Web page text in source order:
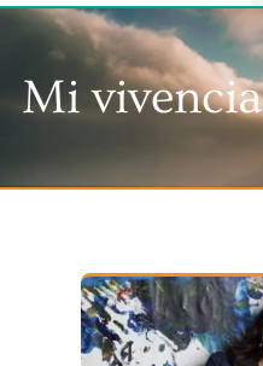
Mi vivencia